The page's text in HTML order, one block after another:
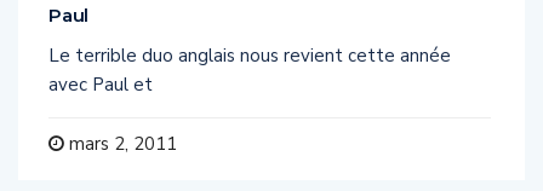
Paul
Le terrible duo anglais nous revient cette année
avec Paul et
mars 2, 2011